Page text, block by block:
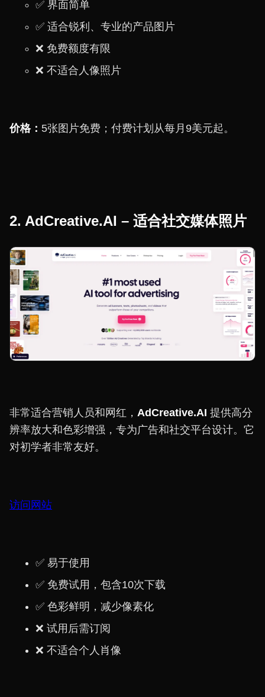
✅ 界面简单
✅ 适合锐利、专业的产品图片
❌ 免费额度有限
❌ 不适合人像照片
价格： 5张图片免费；付费计划从每月9美元起。
2. AdCreative.AI – 适合社交媒体照片
非常适合营销人员和网红， AdCreative.AI 提供高分
辨率放大和色彩增强，专为广告和社交平台设计。它
对初学者非常友好。
访问网站
✅ 易于使用
✅ 免费试用，包含10次下载
✅ 色彩鲜明，减少像素化
❌ 试用后需订阅
❌ 不适合个人肖像